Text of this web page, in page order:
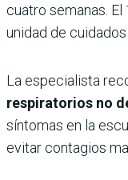
cuatro semanas.
unidad de
La especialista
respiratorios no
síntomas en la
evitar contagios